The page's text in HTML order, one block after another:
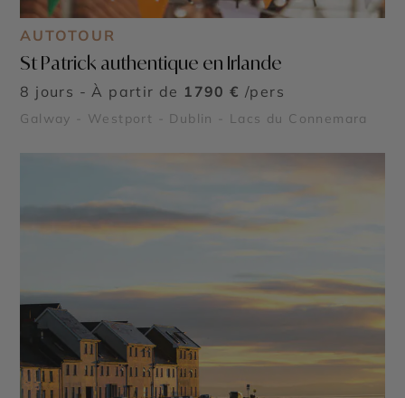
AUTOTOUR
St Patrick authentique en Irlande
8 jours - À partir de 1790 € /pers
Galway - Westport - Dublin - Lacs du Connemara